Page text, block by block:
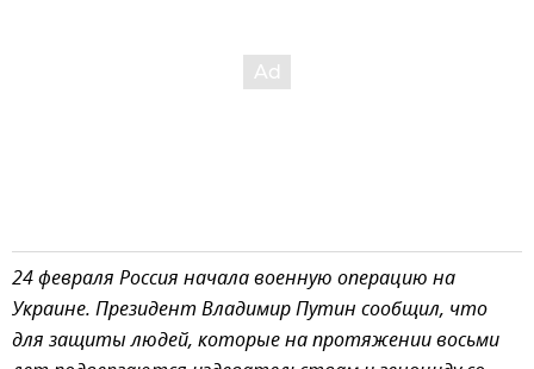
24 февраля Россия начала военную операцию на
Украине. Президент Владимир Путин сообщил, что
для защиты людей, которые на протяжении восьми